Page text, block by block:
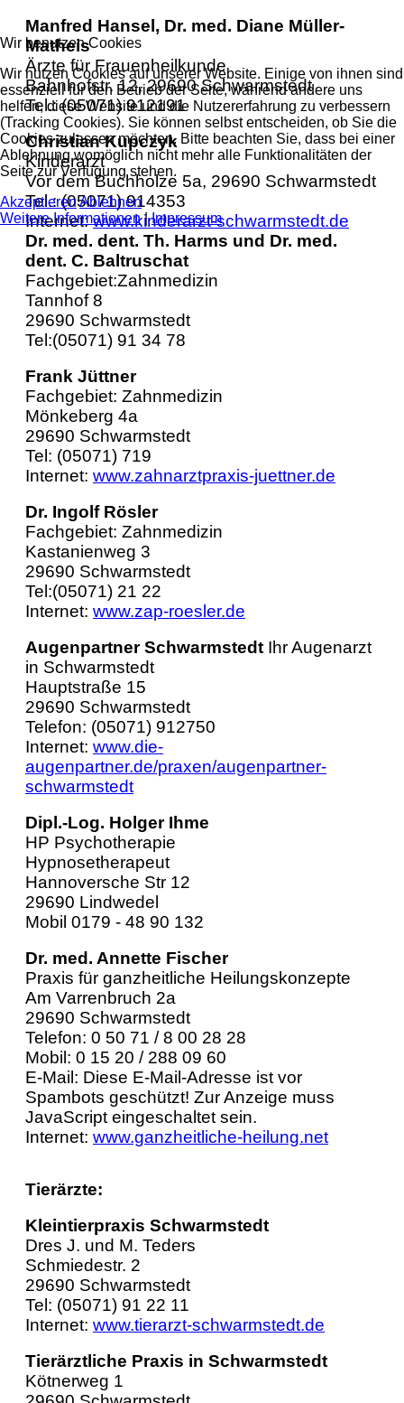
Manfred Hansel, Dr. med. Diane Müller-
Matheis
Ärzte für Frauenheilkunde
Bahnhofstr. 12, 29690 Schwarmstedt
Tel.: (05071) 912191
Christian Kupczyk
Kinderarzt
Vor dem Buchholze 5a, 29690 Schwarmstedt
Tel.: (05071) 914353
Internet:www.kinderarzt-schwarmstedt.de
Dr. med. dent. Th. Harms und Dr. med.
dent. C. Baltruschat
Fachgebiet:Zahnmedizin
Tannhof 8
29690 Schwarmstedt
Tel:(05071) 91 34 78
Frank Jüttner
Fachgebiet: Zahnmedizin
Mönkeberg 4a
29690 Schwarmstedt
Tel: (05071) 719
Internet: www.zahnarztpraxis-juettner.de
Dr. Ingolf Rösler
Fachgebiet: Zahnmedizin
Kastanienweg 3
29690 Schwarmstedt
Tel:(05071) 21 22
Internet: www.zap-roesler.de
Augenpartner Schwarmstedt Ihr Augenarzt
in Schwarmstedt
Hauptstraße 15
29690 Schwarmstedt
Telefon: (05071) 912750
Internet: www.die-
augenpartner.de/praxen/augenpartner-
schwarmstedt
Dipl.-Log. Holger Ihme
HP Psychotherapie
Hypnosetherapeut
Hannoversche Str 12
29690 Lindwedel
Mobil 0179 - 48 90 132
Dr. med. Annette Fischer
Praxis für ganzheitliche Heilungskonzepte
Am Varrenbruch 2a
29690 Schwarmstedt
Telefon: 0 50 71 / 8 00 28 28
Mobil: 0 15 20 / 288 09 60
E-Mail: Diese E-Mail-Adresse ist vor
Spambots geschützt! Zur Anzeige muss
JavaScript eingeschaltet sein.
Internet: www.ganzheitliche-heilung.net
Tierärzte:
Kleintierpraxis Schwarmstedt
Dres J. und M. Teders
Schmiedestr. 2
29690 Schwarmstedt
Tel: (05071) 91 22 11
Internet: www.tierarzt-schwarmstedt.de
Tierärztliche Praxis in Schwarmstedt
Kötnerweg 1
Wir benutzen Cookies
Wir nutzen Cookies auf unserer Website. Einige von ihnen sind
essenziell für den Betrieb der Seite, während andere uns
helfen, diese Website und die Nutzererfahrung zu verbessern
(Tracking Cookies). Sie können selbst entscheiden, ob Sie die
Cookies zulassen möchten. Bitte beachten Sie, dass bei einer
Ablehnung womöglich nicht mehr alle Funktionalitäten der
Seite zur Verfügung stehen.
Akzeptieren Ablehnen
Weitere Informationen|Impressum